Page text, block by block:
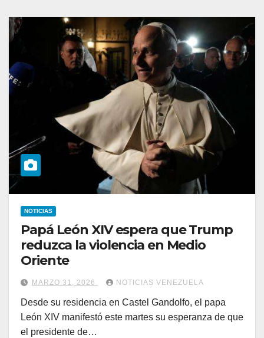
NOTICIAS
Papá León XIV espera que Trump
reduzca la violencia en Medio
Oriente
MARZO 31, 2026 NOTICIAS VENEZUELA
Desde su residencia en Castel Gandolfo, el papa
León XIV manifestó este martes su esperanza de que
el presidente de…